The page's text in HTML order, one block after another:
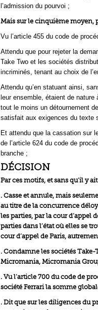
l’admission du pourvoi ;
Mais sur le cinquième moyen,
Vu l’article 455 du code de
Attendu que pour rejeter la
Take Two et les sociétés
incriminés, tenant au choix de
Attendu qu’en statuant ainsi,
leur ensemble, étaient de
tout le moins un détournement
satisfait aux exigences du texte
Et attendu que la cassation sur
de l’article 624 du code de
branche ;
DÉCISION
Par ces motifs, et sans qu’il y
. Casse et annule, mais
au titre de la concurrence
les parties, par la cour d’appel
parties dans l’état où elles se
cour d’appel de Paris,
. Condamne les sociétés
Micromania, Micromania
. Vu l’article 700 du code de
société Ferrari la somme
. Dit que sur les diligences du